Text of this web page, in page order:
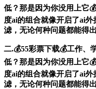
低？那是因为你没用上它
度ai的组合就像开启了ai
滤，无论何种问题都能得
二.💰55彩票下载💰工作、
低？那是因为你没用上它
度ai的组合就像开启了ai
滤，无论何种问题都能得